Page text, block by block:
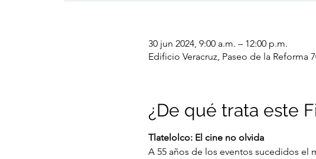
30 jun 2024, 9:00 a.m. – 12:00 p.m.
Edificio Veracruz, Paseo de la
¿De qué trata este
Tlatelolco: El cine no olvida
A 55 años de los eventos sucedidos el